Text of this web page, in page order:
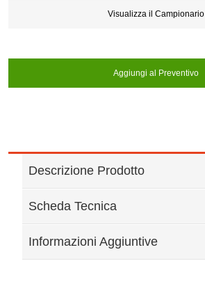
Visualizza il Campionario
Aggiungi al Preventivo
Descrizione Prodotto
Scheda Tecnica
Informazioni Aggiuntive